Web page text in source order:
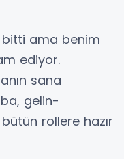
ama benim
ediyor.
sana
gelin-
rollere hazır